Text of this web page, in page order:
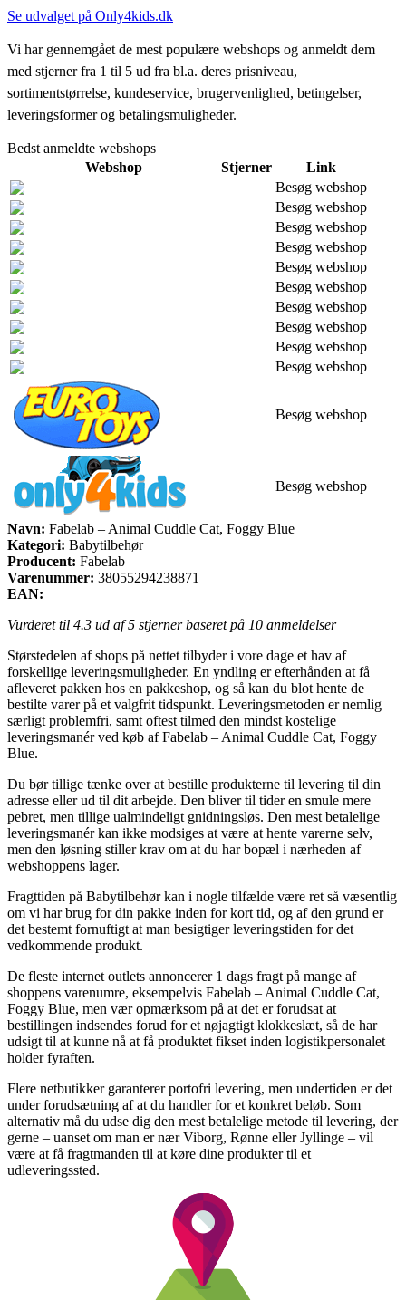
Se udvalget på Only4kids.dk
Vi har gennemgået de mest populære webshops og anmeldt dem
med stjerner fra 1 til 5 ud fra bl.a. deres prisniveau,
sortimentstørrelse, kundeservice, brugervenlighed, betingelser,
leveringsformer og betalingsmuligheder.
Bedst anmeldte webshops
Webshop
Stjerner
Link
Besøg webshop
Besøg webshop
Besøg webshop
Besøg webshop
Besøg webshop
Besøg webshop
Besøg webshop
Besøg webshop
Besøg webshop
Besøg webshop
Besøg webshop
Besøg webshop
Navn: Fabelab – Animal Cuddle Cat, Foggy Blue
Kategori: Babytilbehør
Producent: Fabelab
Varenummer: 38055294238871
EAN:
Vurderet til 4.3 ud af 5 stjerner baseret på 10 anmeldelser
Størstedelen af shops på nettet tilbyder i vore dage et hav af
forskellige leveringsmuligheder. En yndling er efterhånden at få
afleveret pakken hos en pakkeshop, og så kan du blot hente de
bestilte varer på et valgfrit tidspunkt. Leveringsmetoden er nemlig
særligt problemfri, samt oftest tilmed den mindst kostelige
leveringsmanér ved køb af Fabelab – Animal Cuddle Cat, Foggy
Blue.
Du bør tillige tænke over at bestille produkterne til levering til din
adresse eller ud til dit arbejde. Den bliver til tider en smule mere
pebret, men tillige ualmindeligt gnidningsløs. Den mest betalelige
leveringsmanér kan ikke modsiges at være at hente varerne selv,
men den løsning stiller krav om at du har bopæl i nærheden af
webshoppens lager.
Fragttiden på Babytilbehør kan i nogle tilfælde være ret så væsentlig
om vi har brug for din pakke inden for kort tid, og af den grund er
det bestemt fornuftigt at man besigtiger leveringstiden for det
vedkommende produkt.
De fleste internet outlets annoncerer 1 dags fragt på mange af
shoppens varenumre, eksempelvis Fabelab – Animal Cuddle Cat,
Foggy Blue, men vær opmærksom på at det er forudsat at
bestillingen indsendes forud for et nøjagtigt klokkeslæt, så de har
udsigt til at kunne nå at få produktet fikset inden logistikpersonalet
holder fyraften.
Flere netbutikker garanterer portofri levering, men undertiden er det
under forudsætning af at du handler for et konkret beløb. Som
alternativ må du udse dig den mest betalelige metode til levering, der
gerne – uanset om man er nær Viborg, Rønne eller Jyllinge – vil
være at få fragtmanden til at køre dine produkter til et
udleveringssted.